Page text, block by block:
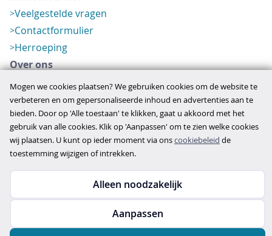
Veelgestelde vragen
Contactformulier
Herroeping
Over ons
Bedrijfsgegevens
Werkwijze
Overzichten
Verlopen aanbod
disclaimer
algemene voorwaarden
Mogen we cookies plaatsen? We gebruiken cookies om de website te
verbeteren en om gepersonaliseerde inhoud en advertenties aan te
bieden. Door op 'Alle toestaan' te klikken, gaat u akkoord met het
gebruik van alle cookies. Klik op 'Aanpassen' om te zien welke cookies
wij plaatsen. U kunt op ieder moment via onscookiebeleid de
toestemming wijzigen of intrekken.
Alleen noodzakelijk
Aanpassen